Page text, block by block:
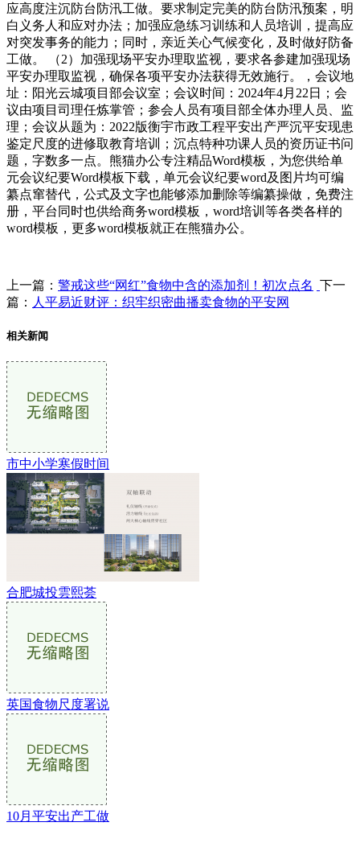
应高度注沉防台防汛工做。要求制定完美的防台防汛预案，明
白义务人和应对办法；加强应急练习训练和人员培训，提高应
对突发事务的能力；同时，亲近关心气候变化，及时做好防备
工做。 （2）加强现场平安办理取监视，要求各参建加强现场
平安办理取监视，确保各项平安办法获得无效施行。，会议地
址：阳光云城项目部会议室；会议时间：2024年4月22日；会
议由项目司理任炼掌管；参会人员有项目部全体办理人员、监
理；会议从题为：2022版衡宇市政工程平安出产严沉平安现患
鉴定尺度的进修取教育培训；沉点特种功课人员的资历证书问
题，字数多一点。熊猫办公专注精品Word模板，为您供给单
元会议纪要Word模板下载，单元会议纪要word及图片均可编
纂点窜替代，公式及文字也能够添加删除等编纂操做，免费注
册，平台同时也供给商务word模板，word培训等各类各样的
word模板，更多word模板就正在熊猫办公。
上一篇： 警戒这些“网红”食物中含的添加剂！初次点名 下一
篇： 人平易近财评：织牢织密曲播卖食物的平安网
相关新闻
市中小学寒假时间
合肥城投雲熙荟
英国食物尺度署说
10月平安出产工做